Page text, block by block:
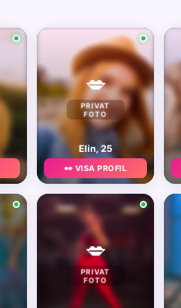
💋
PRIVAT
FOTO
Elin, 25
👀 VISA PROFIL
💋
PRIVAT
FOTO